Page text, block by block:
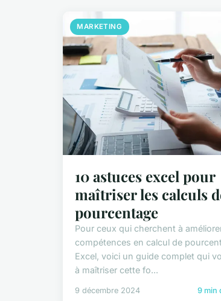
MARKETING
10 astuces excel pour
maîtriser les calculs
pourcentage
Pour ceux qui cherchent à
compétences en calcul de
Excel, voici un guide complet qui
à maîtriser cette fo...
9 décembre 2024 9 min